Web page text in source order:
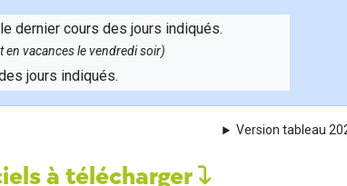
dernier cours des jours indiqués.
en vacances le vendredi soir)
jours indiqués.
Version tableau
à télécharger